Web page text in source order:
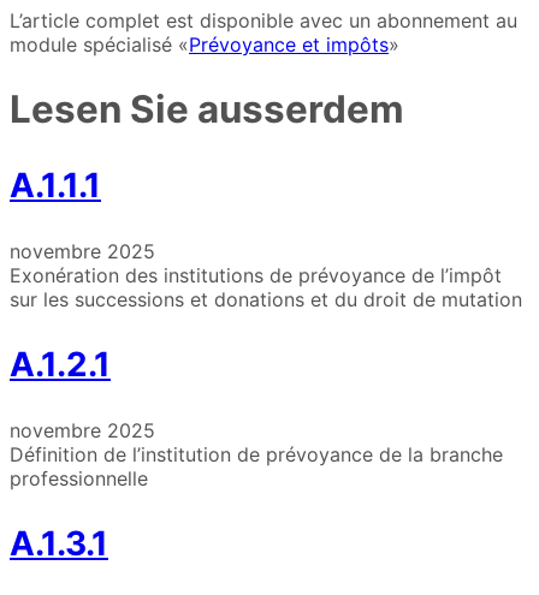
L’article complet est disponible avec un abonnement au
module spécialisé «Prévoyance et impôts»
Lesen Sie ausserdem
A.1.1.1
novembre 2025
Exonération des institutions de prévoyance de l’impôt
sur les successions et donations et du droit de mutation
A.1.2.1
novembre 2025
Définition de l’institution de prévoyance de la branche
professionnelle
A.1.3.1